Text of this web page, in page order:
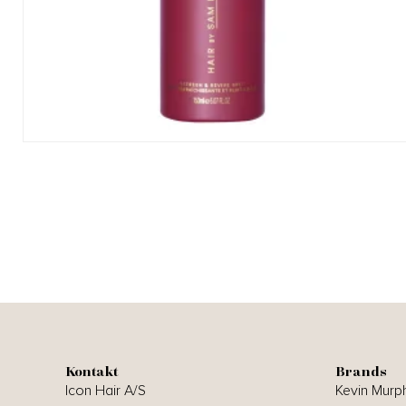
Kontakt
Icon Hair A/S
Brands
Kevin